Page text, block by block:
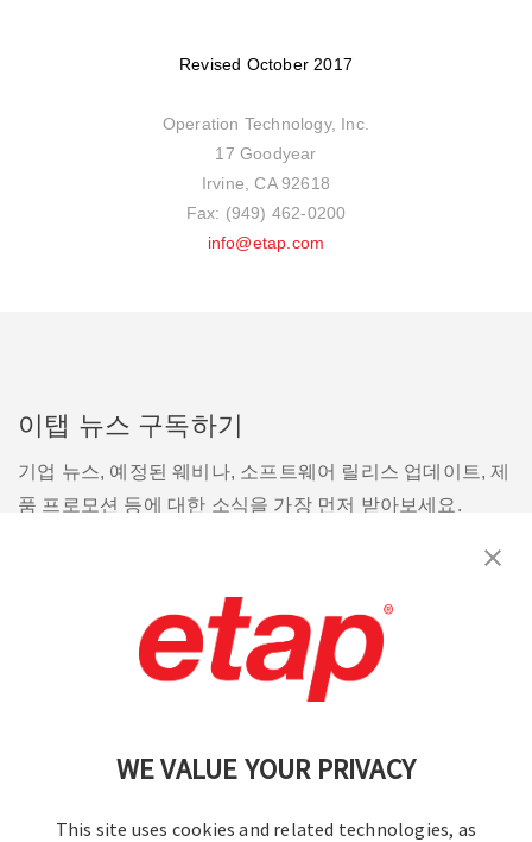
WE VALUE YOUR PRIVACY
This site uses cookies and related technologies, as
Revised October 2017
Operation Technology, Inc.
17 Goodyear
Irvine, CA 92618
Fax: (949) 462-0200
info@etap.com
이탭 뉴스 구독하기
기업 뉴스, 예정된 웨비나, 소프트웨어 릴리스 업데이트, 제
품 프로모션 등에 대한 소식을 가장 먼저 받아보세요.
이용 약관 | 개인정보처리방침